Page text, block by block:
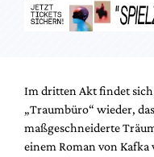
Im dritten Akt findet
„Traumbüro“ wieder,
maßgeschneiderte
einem Roman von